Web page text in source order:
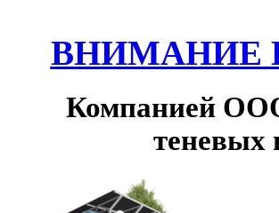
ВНИМАНИЕ
Компанией
теневых